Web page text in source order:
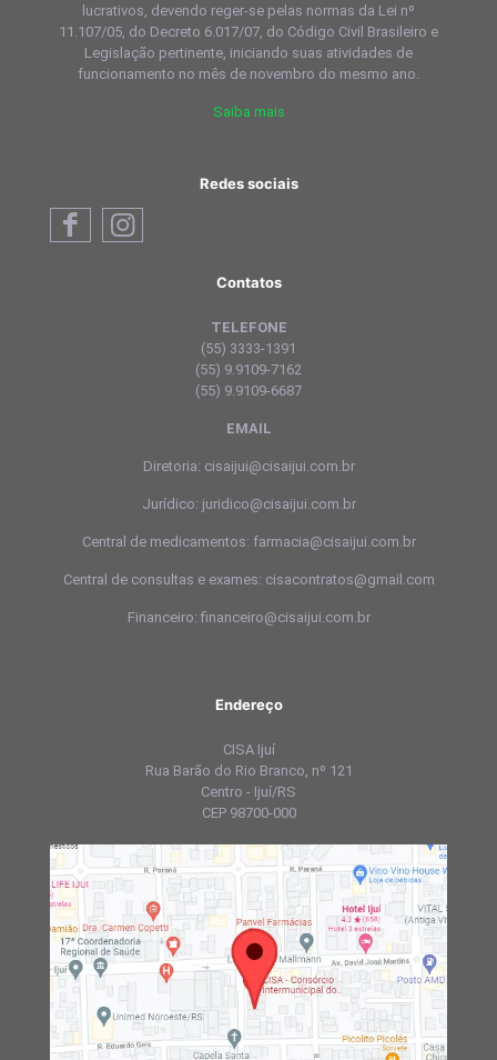
lucrativos, devendo reger-se pelas normas da Lei nº
11.107/05, do Decreto 6.017/07, do Código Civil Brasileiro e
Legislação pertinente, iniciando suas atividades de
funcionamento no mês de novembro do mesmo ano.
Saiba mais
Redes sociais
Contatos
TELEFONE
(55) 3333-1391
(55) 9.9109-7162
(55) 9.9109-6687
EMAIL
Diretoria: cisaijui@cisaijui.com.br
Jurídico: juridico@cisaijui.com.br
Central de medicamentos: farmacia@cisaijui.com.br
Central de consultas e exames: cisacontratos@gmail.com
Financeiro: financeiro@cisaijui.com.br
Endereço
CISA Ijuí
Rua Barão do Rio Branco, nº 121
Centro - Ijuí/RS
CEP 98700-000